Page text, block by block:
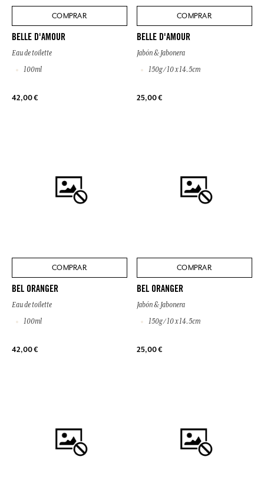
COMPRAR
BELLE D'AMOUR
Eau de toilette
100ml
42,00 €
COMPRAR
BELLE D'AMOUR
Jabón & Jabonera
150g / 10 x 14.5cm
25,00 €
COMPRAR
BEL ORANGER
Eau de toilette
100ml
42,00 €
COMPRAR
BEL ORANGER
Jabón & Jabonera
150g / 10 x 14.5cm
25,00 €